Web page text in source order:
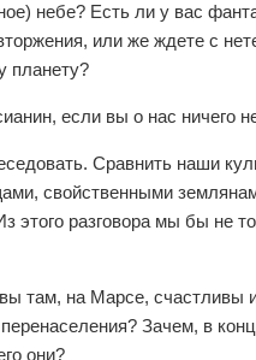
небе? Есть ли у вас
или же ждете с
планету?
если вы о нас ничего
Сравнить наши
свойственными
этого разговора мы бы не
там, на Марсе, счастливы
Зачем, в
они?